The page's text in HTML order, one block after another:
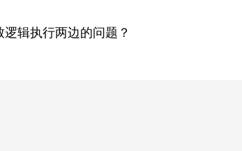
辑执行两边的问题？